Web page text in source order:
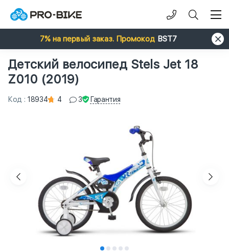
7% на первый заказ. Промокод BST7
Детский велосипед Stels Jet 18
Z010 (2019)
Код : 18934 4 3 Гарантия